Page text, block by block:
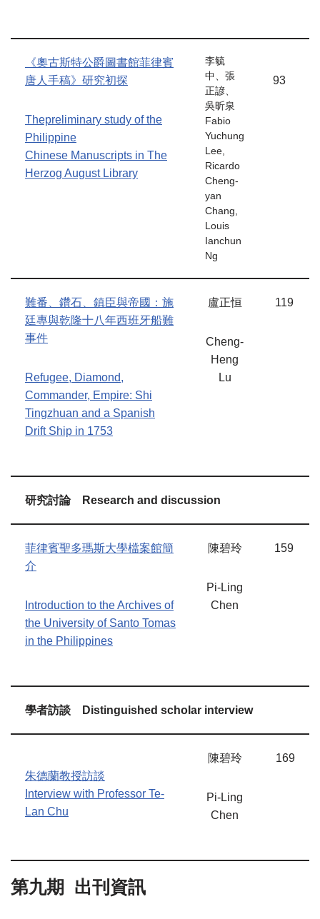
《奧古斯特公爵圖書館菲律賓
唐人手稿》研究初探
Thepreliminary study of the
Philippine
Chinese Manuscripts in The
Herzog August Library
李毓
中、張
正諺、
吳昕泉
Fabio
Yuchung
Lee,
Ricardo
Cheng-
yan
Chang,
Louis
Ianchun
Ng
93
難番、鑽石、鎮臣與帝國：施
廷專與乾隆十八年西班牙船難
事件
Refugee, Diamond,
Commander, Empire: Shi
Tingzhuan and a Spanish
Drift Ship in 1753
盧正恒
Cheng-
Heng
Lu
119
研究討論 Research and discussion
菲律賓聖多瑪斯大學檔案館簡
介
Introduction to the Archives of
the University of Santo Tomas
in the Philippines
陳碧玲
Pi-Ling
Chen
159
學者訪談 Distinguished scholar interview
朱德蘭教授訪談
Interview with Professor Te-
Lan Chu
陳碧玲
Pi-Ling
Chen
169
第九期 出刊資訊